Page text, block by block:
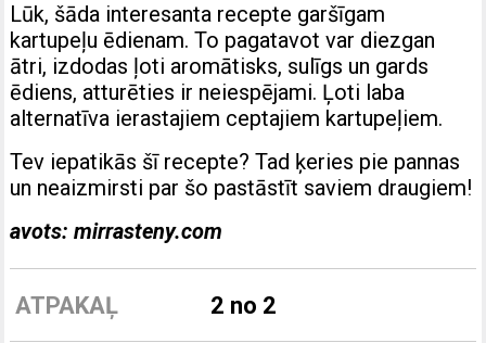
Lūk, šāda interesanta recepte garšīgam
kartupeļu ēdienam. To pagatavot var diezgan
ātri, izdodas ļoti aromātisks, sulīgs un gards
ēdiens, atturēties ir neiespējami. Ļoti laba
alternatīva ierastajiem ceptajiem kartupeļiem.
Tev iepatikās šī recepte? Tad ķeries pie pannas
un neaizmirsti par šo pastāstīt saviem draugiem!
avots: mirrasteny.com
ATPAKAĻ 2 no 2